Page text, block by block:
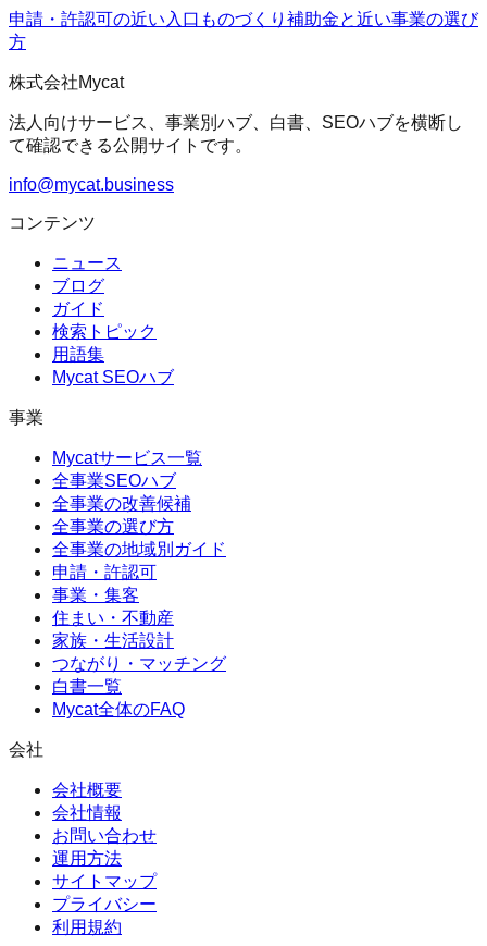
申請・許認可の近い入口 ものづくり補助金と近い事業の選び
方
株式会社Mycat
法人向けサービス、事業別ハブ、白書、SEOハブを横断し
て確認できる公開サイトです。
info@mycat.business
コンテンツ
ニュース
ブログ
ガイド
検索トピック
用語集
Mycat SEOハブ
事業
Mycatサービス一覧
全事業SEOハブ
全事業の改善候補
全事業の選び方
全事業の地域別ガイド
申請・許認可
事業・集客
住まい・不動産
家族・生活設計
つながり・マッチング
白書一覧
Mycat全体のFAQ
会社
会社概要
会社情報
お問い合わせ
運用方法
サイトマップ
プライバシー
利用規約